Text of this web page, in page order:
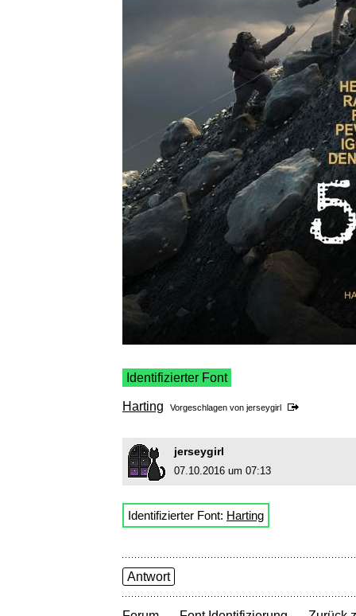
Identifizierter Font
Harting Vorgeschlagen von jerseygirl
jerseygirl
07.10.2016 um 07:13
Identifizierter Font: Harting
Antwort